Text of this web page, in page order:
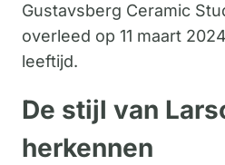
Gustavsberg Ceramic
overleed op 11 maart
leeftijd.
De stijl van
herkennen